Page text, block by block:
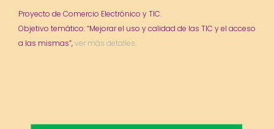
Proyecto de Comercio Electrónico y TIC.
Objetivo temático: “Mejorar el uso y calidad de las TIC y el acceso
a las mismas”,ver más detalles.